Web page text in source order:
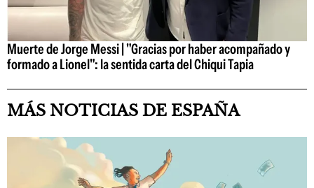
Muerte de Jorge Messi | "Gracias por haber acompañado y
formado a Lionel": la sentida carta del Chiqui Tapia
MÁS NOTICIAS DE ESPAÑA